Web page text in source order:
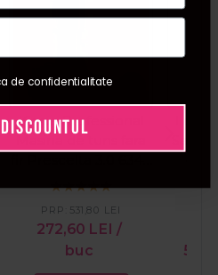
Kiepe Professional
Masina de tuns fara
272,60 LEI /
buc
PRP: 531,80 LEI
de confidentialitate